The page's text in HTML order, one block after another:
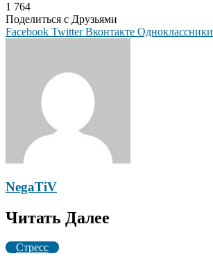
1 764
Поделиться с Друзьями
Facebook Twitter Вконтакте Одноклассники
NegaTiV
Читать Далее
Стресс